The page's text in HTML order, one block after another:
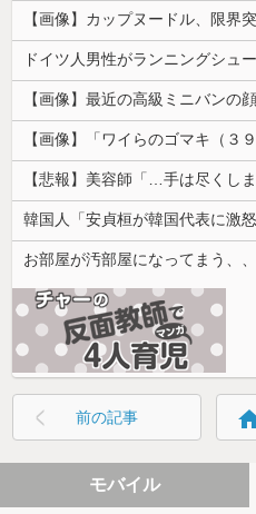
【画像】カップヌードル、限界
【画像】最近の高級ミニバンの
【画像】「ワイらのゴマキ（３９
【悲報】美容師「…手は尽く
お部屋が汚部屋になってまう、、
前の記事
モバイル